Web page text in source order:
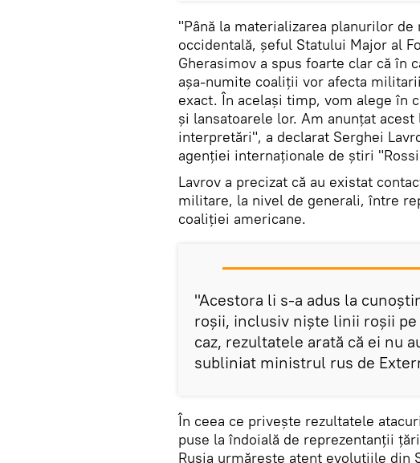
"Până la materializarea planurilor
occidentală, șeful Statului Major al
Gherasimov a spus foarte clar că în
așa-numite coaliții vor afecta
exact. În același timp, vom alege în
și lansatoarele lor. Am anunțat
interpretări", a declarat Serghei
agenției internaționale de știri
Lavrov a precizat că au existat
militare, la nivel de generali, între
coaliției americane.
"Acestora li s-a adus la
roșii, inclusiv niște linii roșii
caz, rezultatele arată că ei nu
subliniat ministrul rus de
În ceea ce privește rezultatele
puse la îndoială de reprezentanții
Rusia urmărește atent evoluțiile din